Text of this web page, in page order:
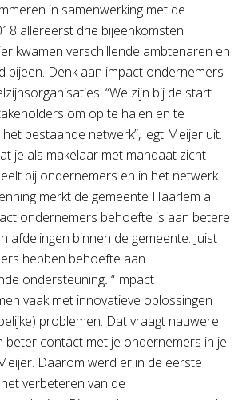
in samenwerking met de
allereerst drie bijeenkomsten
kwamen verschillende ambtenaren en
bijeen. Denk aan impact ondernemers
“We zijn bij de start
om op te halen en te
bestaande netwerk”, legt Meijer uit.
je als makelaar met mandaat zicht
bij ondernemers en in het netwerk.
merkt de gemeente Haarlem al
ondernemers behoefte is aan betere
afdelingen binnen de gemeente. Juist
hebben behoefte aan
ondersteuning. “Impact
vaak met innovatieve oplossingen
problemen. Dat vraagt nauwere
beter contact met je ondernemers in je
Daarom werd er in de eerste
verbeteren van de